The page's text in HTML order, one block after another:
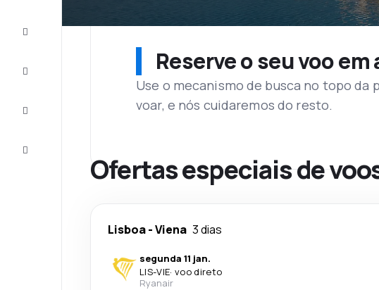
Reserve o seu voo
Use o mecanismo de busca no topo da
voar, e nós cuidaremos do resto.
Ofertas especiais de
Lisboa-Viena 3 dias
segunda 11 jan.
LIS-VIE· voo direto
Ryanair